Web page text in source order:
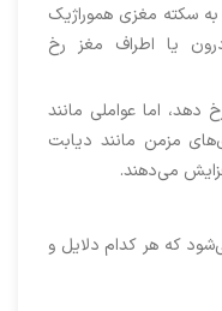
سکته مغزی هموراژیک
یا اطراف مغز رخ
اما عواملی مانند
مزمن مانند دیابت
می‌دهند.
که هر کدام دلایل و